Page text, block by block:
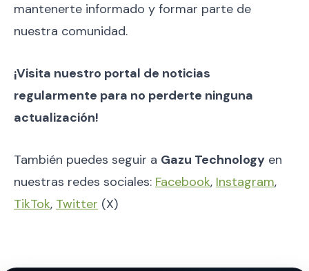
mantenerte informado y formar parte de
nuestra comunidad.
¡Visita nuestro portal de noticias
regularmente para no perderte ninguna
actualización!
También puedes seguir a Gazu Technology en
nuestras redes sociales: Facebook, Instagram,
TikTok, Twitter (X)